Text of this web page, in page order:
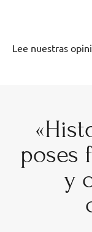
Lee nuestras
poses
y